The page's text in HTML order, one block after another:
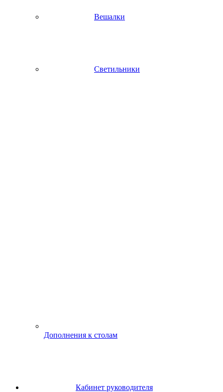
Вешалки
Светильники
Дополнения к столам
Кабинет руководителя